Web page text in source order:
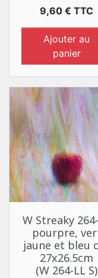
Prix
9,60 € TTC
Ajouter au
panier
W Streaky
pourpre,
jaune et bleu
27x26.5cm
(W 264-LL S)